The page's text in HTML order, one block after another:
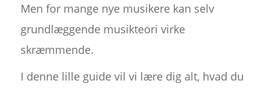
Men for mange nye musikere kan selv
grundlæggende musikteori virke
skræmmende.
I denne lille guide vil vi lære dig alt, hvad du